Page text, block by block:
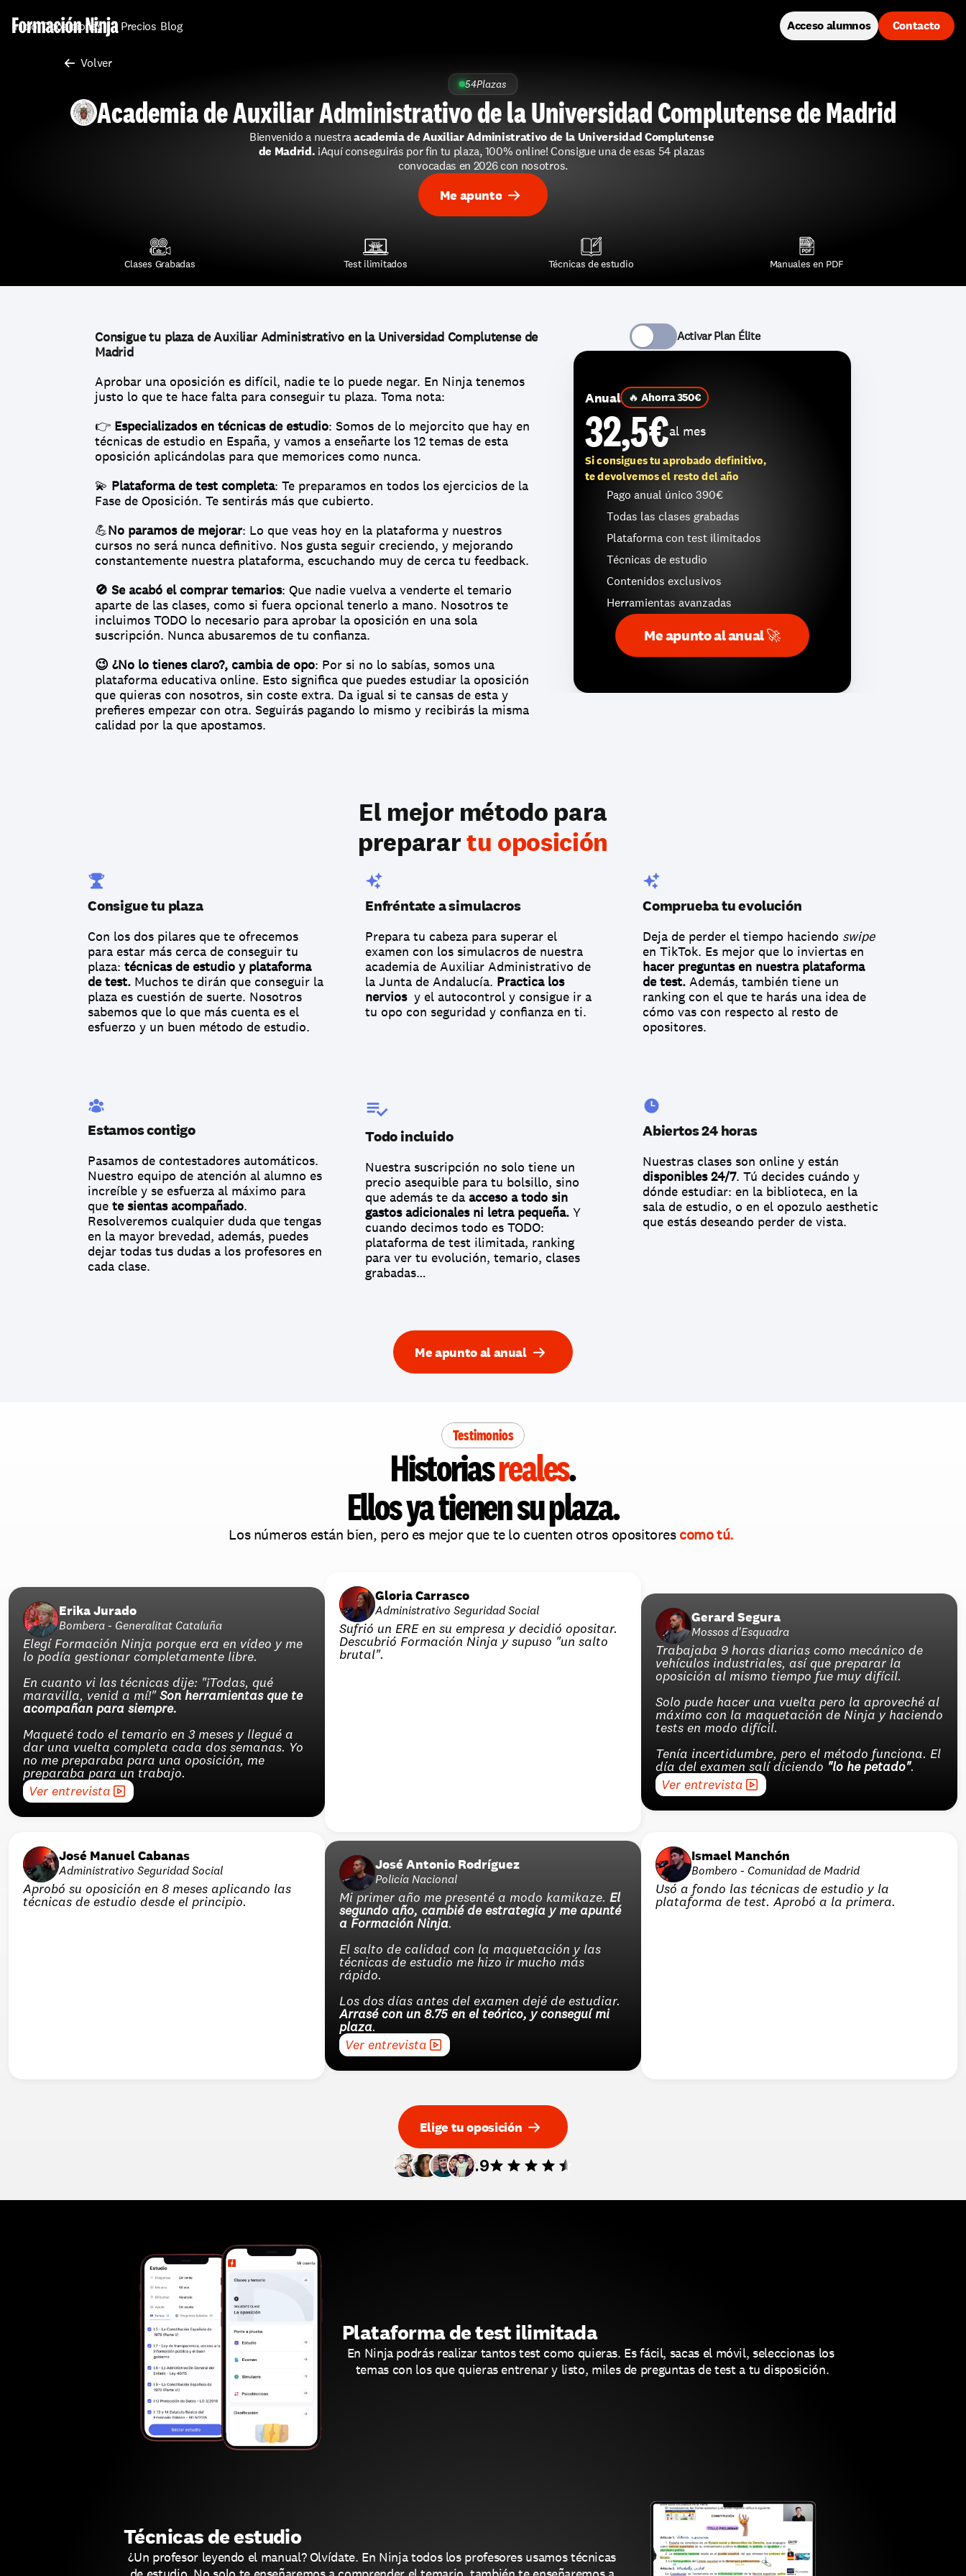
Acceso alumnos Contacto
Inicio Oposiciones Precios Blog
Volver
54Plazas
Academia de Auxiliar Administrativo de la Universidad Complutense de Madrid
Bienvenido a nuestra academia de Auxiliar Administrativo de la Universidad Complutense
de Madrid. ¡Aquí conseguirás por fin tu plaza, 100% online! Consigue una de esas 54 plazas
convocadas en 2026 con nosotros.
Me apunto
Clases Grabadas Test ilimitados Técnicas de estudio Manuales en PDF
Consigue tu plaza de Auxiliar Administrativo en la Universidad Complutense de
Madrid
Aprobar una oposición es difícil, nadie te lo puede negar. En Ninja tenemos
justo lo que te hace falta para conseguir tu plaza. Toma nota:
👉 Especializados en técnicas de estudio: Somos de lo mejorcito que hay en
técnicas de estudio en España, y vamos a enseñarte los 12 temas de esta
oposición aplicándolas para que memorices como nunca.
💫 Plataforma de test completa: Te preparamos en todos los ejercicios de la
Fase de Oposición. Te sentirás más que cubierto.
💪No paramos de mejorar: Lo que veas hoy en la plataforma y nuestros
cursos no será nunca definitivo. Nos gusta seguir creciendo, y mejorando
constantemente nuestra plataforma, escuchando muy de cerca tu feedback.
🚫 Se acabó el comprar temarios: Que nadie vuelva a venderte el temario
aparte de las clases, como si fuera opcional tenerlo a mano. Nosotros te
incluimos TODO lo necesario para aprobar la oposición en una sola
suscripción. Nunca abusaremos de tu confianza.
😉 ¿No lo tienes claro?, cambia de opo: Por si no lo sabías, somos una
plataforma educativa online. Esto significa que puedes estudiar la oposición
que quieras con nosotros, sin coste extra. Da igual si te cansas de esta y
prefieres empezar con otra. Seguirás pagando lo mismo y recibirás la misma
calidad por la que apostamos.
Activar Plan Élite
Anual 🔥 Ahorra 350€
32,5€al mes
Si consigues tu aprobado definitivo,
te devolvemos el resto del año
Pago anual único 390€
Todas las clases grabadas
Plataforma con test ilimitados
Técnicas de estudio
Contenidos exclusivos
Herramientas avanzadas
Me apunto al anual 🚀
El mejor método para
preparar tu oposición
Consigue tu plaza
Con los dos pilares que te ofrecemos
para estar más cerca de conseguir tu
plaza: técnicas de estudio y plataforma
de test. Muchos te dirán que conseguir la
plaza es cuestión de suerte. Nosotros
sabemos que lo que más cuenta es el
esfuerzo y un buen método de estudio.
Enfréntate a simulacros
Prepara tu cabeza para superar el
examen con los simulacros de nuestra
academia de Auxiliar Administrativo de
la Junta de Andalucía. Practica los
nervios y el autocontrol y consigue ir a
tu opo con seguridad y confianza en ti.
Comprueba tu evolución
Deja de perder el tiempo haciendo
swipe
en TikTok. Es mejor que lo inviertas en
hacer preguntas en nuestra plataforma
de test. Además, también tiene un
ranking con el que te harás una idea de
cómo vas con respecto al resto de
opositores.
Estamos contigo
Pasamos de contestadores automáticos.
Nuestro equipo de atención al alumno es
increíble y se esfuerza al máximo para
que te sientas acompañado.
Resolveremos cualquier duda que tengas
en la mayor brevedad, además, puedes
dejar todas tus dudas a los profesores en
cada clase.
Todo incluido
Nuestra suscripción no solo tiene un
precio asequible para tu bolsillo, sino
que además te da acceso a todo sin
gastos adicionales ni letra pequeña. Y
cuando decimos todo es TODO:
plataforma de test ilimitada, ranking
para ver tu evolución, temario, clases
grabadas…
Abiertos 24 horas
disponibles 24/7. Tú decides cuándo y
dónde estudiar: en la biblioteca, en la
sala de estudio, o en el opozulo aesthetic
que estás deseando perder de vista.
Me apunto al anual
Testimonios
Historias reales.
Ellos ya tienen su plaza.
Los números están bien, pero es mejor que te lo cuenten otros opositores como tú.
Erika Jurado
Bombera - Generalitat Cataluña
Elegí Formación Ninja porque era en vídeo y me
lo podía gestionar completamente libre.
En cuanto vi las técnicas dije: "¡Todas, qué
maravilla, venid a mí!" Son herramientas que te
acompañan para siempre.
Maqueté todo el temario en 3 meses y llegué a
dar una vuelta completa cada dos semanas. Yo
no me preparaba para una oposición, me
preparaba para un trabajo.
Ver entrevista
Gloria Carrasco
Administrativo Seguridad Social
Sufrió un ERE en su empresa y decidió opositar.
Descubrió Formación Ninja y supuso "un salto
brutal".
Gerard Segura
Mossos d'Esquadra
Trabajaba 9 horas diarias como mecánico de
vehículos industriales, así que preparar la
oposición al mismo tiempo fue muy difícil.
Solo pude hacer una vuelta pero la aproveché al
máximo con la maquetación de Ninja y haciendo
tests en modo difícil.
Tenía incertidumbre, pero el método funciona. El
día del examen salí diciendo "lo he petado".
Ver entrevista
José Manuel Cabanas
Administrativo Seguridad Social
Aprobó su oposición en 8 meses aplicando las
técnicas de estudio desde el principio.
José Antonio Rodríguez
Policía Nacional
Mi primer año me presenté a modo kamikaze. El
segundo año, cambié de estrategia y me apunté
a Formación Ninja.
El salto de calidad con la maquetación y las
técnicas de estudio me hizo ir mucho más
rápido.
Arrasé con un 8.75 en el teórico, y conseguí mi
plaza.
Ver entrevista
Ismael Manchón
Bombero - Comunidad de Madrid
Usó a fondo las técnicas de estudio y la
plataforma de test. Aprobó a la primera.
Elige tu oposición
4.9
Plataforma de test ilimitada
En Ninja podrás realizar tantos test como quieras. Es fácil, sacas el móvil, seleccionas los
temas con los que quieras entrenar y listo, miles de preguntas de test a tu disposición.
Técnicas de estudio
¿Un profesor leyendo el manual? Olvídate. En Ninja todos los profesores usamos técnicas